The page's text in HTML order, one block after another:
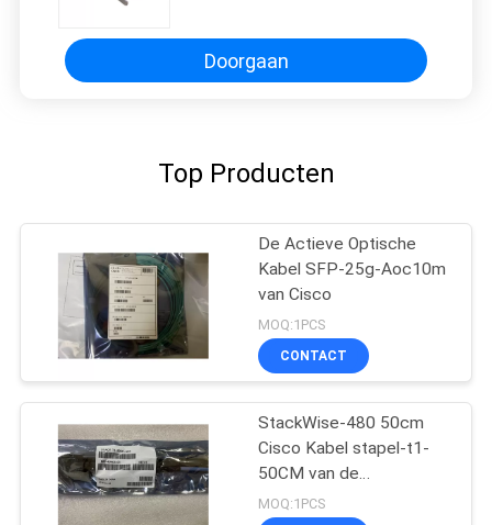
Doorgaan
Top Producten
De Actieve Optische
Kabel SFP-25g-Aoc10m
van Cisco
MOQ:1PCS
CONTACT
StackWise-480 50cm
Cisco Kabel stapel-t1-
50CM van de
Machtsstapel
MOQ:1PCS